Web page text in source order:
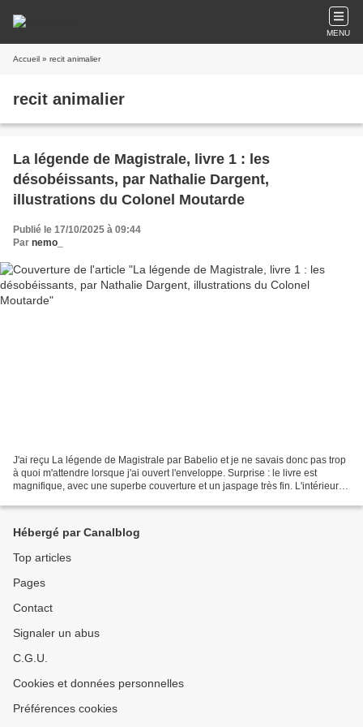
MENU
Accueil » recit animalier
recit animalier
La légende de Magistrale, livre 1 : les
désobéissants, par Nathalie Dargent,
illustrations du Colonel Moutarde
Publié le 17/10/2025 à 09:44
Par nemo_
J'ai reçu La légende de Magistrale par Babelio et je ne savais donc pas trop
à quoi m'attendre lorsque j'ai ouvert l'enveloppe. Surprise : le livre est
magnifique, avec une superbe couverture et un jaspage très fin. L'intérieur
Hébergé par Canalblog
Top articles
Pages
Contact
Signaler un abus
C.G.U.
Cookies et données personnelles
Préférences cookies